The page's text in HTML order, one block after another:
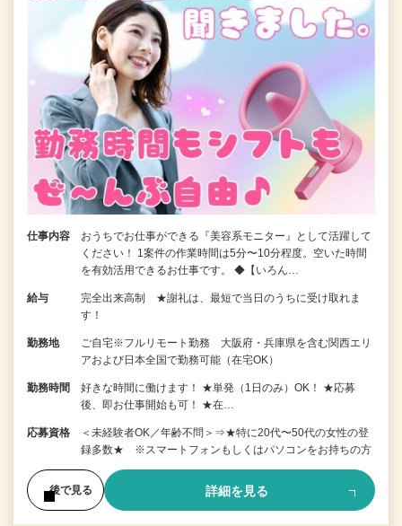
仕事内容
おうちでお仕事ができる『美容系モニター』として活躍して
ください！ 1案件の作業時間は5分〜10分程度。空いた時間
を有効活用できるお仕事です。 ◆【いろん…
給与
完全出来高制 ★謝礼は、最短で当日のうちに受け取れま
す！
勤務地
ご自宅※フルリモート勤務 大阪府・兵庫県を含む関西エリ
アおよび日本全国で勤務可能（在宅OK）
勤務時間
好きな時間に働けます！ ★単発（1日のみ）OK！ ★応募
後、即お仕事開始も可！ ★在…
応募資格
＜未経験者OK／年齢不問＞⇒★特に20代〜50代の女性の登
録多数★ ※スマートフォンもしくはパソコンをお持ちの方
後で見る 詳細を見る